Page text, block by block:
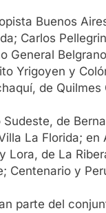
Buenos
Carlos
General
Yrigoyen y
de
de
La Florida; en
Lora, de La
Centenario y
parte del